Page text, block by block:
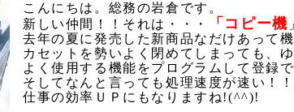
こんにちは。総務の岩倉です。
新しい仲間！！それは・・・
「コピー機
去年の夏に発売した新商品なだけあって機
カセットを勢いよく閉めてしまっても、
よく使用する機能をプログラムして登録
そしてなんと言っても処理速度が速い！！
仕事の効率ＵＰにもなりますね!(^^)!